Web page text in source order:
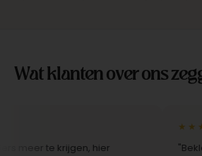
Wat klanten over ons
krijgen, hier
★★★★★
"Bekleding